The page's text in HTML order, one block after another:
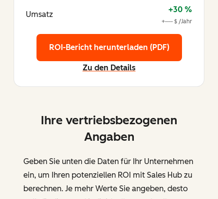
Ihre vertriebsbezogenen
Angaben
Geben Sie unten die Daten für Ihr Unternehmen
ein, um Ihren potenziellen ROI mit Sales Hub zu
berechnen. Je mehr Werte Sie angeben, desto
Umsatz
+30 %
+---- $ /Jahr
Zu den Details
ROI-Bericht herunterladen (PDF)